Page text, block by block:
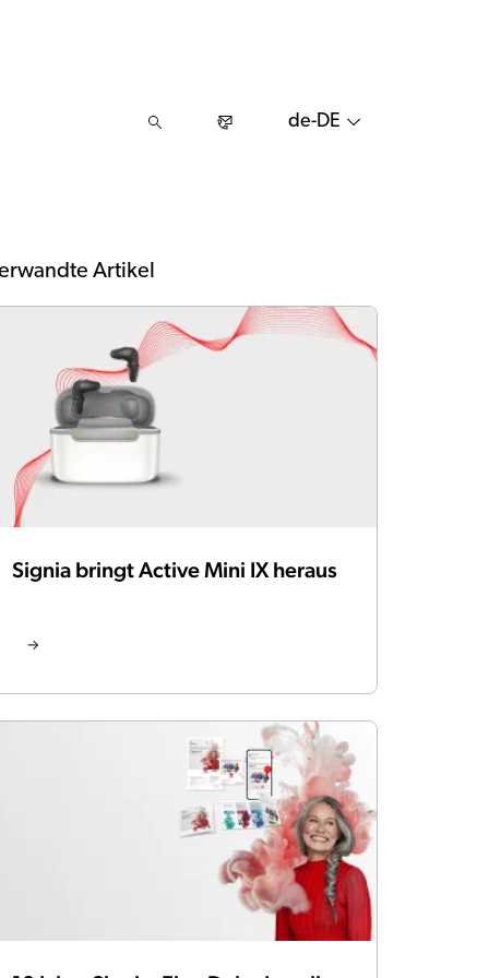
de-DE
Artikel
Signia bringt Active Mini IX heraus